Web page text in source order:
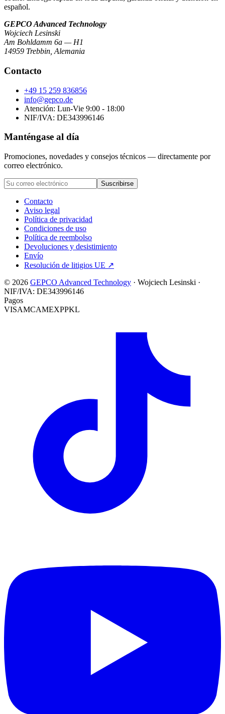
español.
GEPCO Advanced Technology
Wojciech Lesinski
Am Bohldamm 6a — H1
14959 Trebbin Alemania
Contacto
+49 15 259 836856
info@gepco.de
Atención: Lun-Vie 9:00 - 18:00
NIF/IVA: DE343996146
Manténgase al día
Promociones, novedades y consejos técnicos — directamente por
correo electrónico.
Suscribirse
Contacto
Aviso legal
Política de privacidad
Condiciones de uso
Política de reembolso
Devoluciones y desistimiento
Envío
Resolución de litigios UE ↗
© 2026 GEPCO Advanced Technology · Wojciech Lesinski ·
NIF/IVA: DE343996146
Pagos
VISAMCAMEXPPKL